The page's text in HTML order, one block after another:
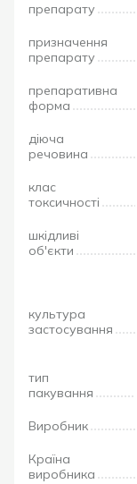
препарату
призначення
препарату
препаративна
форма
діюча
речовина
клас
токсичності
шкідливі
об'єкти
культура
застосування
тип
пакування
Виробник
Країна
виробника